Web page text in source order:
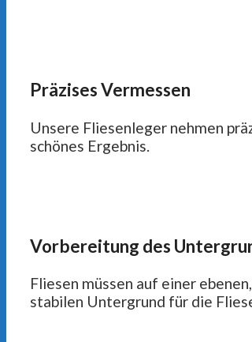
Präzises Vermessen
Unsere Fliesenleger nehmen
schönes Ergebnis.
Vorbereitung des
Fliesen müssen auf einer
stabilen Untergrund für die